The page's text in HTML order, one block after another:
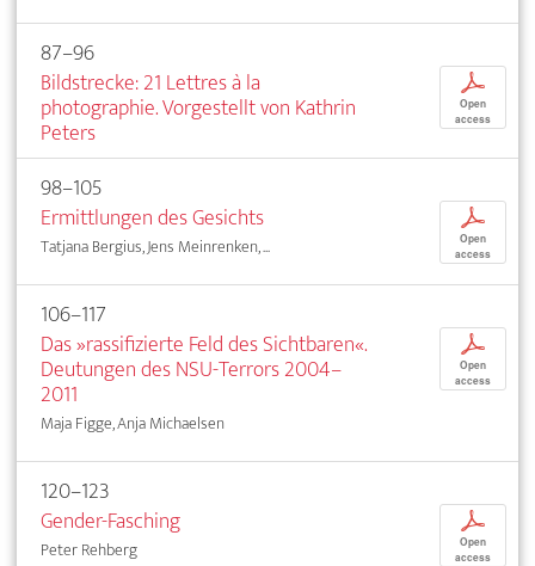
87–96
Bildstrecke: 21 Lettres à la
photographie. Vorgestellt von Kathrin
Peters
p
Open
access
98–105
Ermittlungen des Gesichts
Tatjana Bergius, Jens Meinrenken, ...
p
Open
access
106–117
Das »rassifizierte Feld des Sichtbaren«.
Deutungen des NSU-Terrors 2004–
2011
Maja Figge, Anja Michaelsen
p
Open
access
120–123
Gender-Fasching
Peter Rehberg
p
Open
access